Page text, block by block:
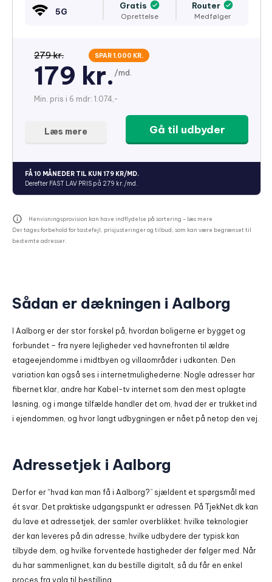
5G
Gratis
Oprettelse
Router
Medfølger
279 kr. SPAR 1.000 KR.
179 kr. /md.
Min. pris i 6 mdr: 1.074,-
Gå til udbyder
Læs mere
FÅ 10 MÅNEDER TIL KUN 179 KR/MD.
Derefter FAST LAV PRIS på 279 kr./md.
Henvisningsprovision kan have indflydelse på sortering - læs mere
Der tages forbehold for tastefejl, prisjusteringer og tilbud, som kan være begrænset til
bestemte adresser.
Sådan er dækningen i Aalborg
I Aalborg er der stor forskel på, hvordan boligerne er bygget og
forbundet – fra nyere lejligheder ved havnefronten til ældre
etageejendomme i midtbyen og villaområder i udkanten. Den
variation kan også ses i internetmulighederne: Nogle adresser har
fibernet klar, andre har Kabel-tv internet som den mest oplagte
løsning, og i mange tilfælde handler det om, hvad der er trukket ind
i ejendommen, og hvor langt udbygningen er nået på netop den vej.
Adressetjek i Aalborg
Derfor er “hvad kan man få i Aalborg?” sjældent et spørgsmål med
ét svar. Det praktiske udgangspunkt er adressen. På TjekNet.dk kan
du lave et adressetjek, der samler overblikket: hvilke teknologier
der kan leveres på din adresse, hvilke udbydere der typisk kan
tilbyde dem, og hvilke forventede hastigheder der følger med. Når
du har sammenlignet, kan du bestille digitalt, så du får en enkel
proces fra valg til bestilling.